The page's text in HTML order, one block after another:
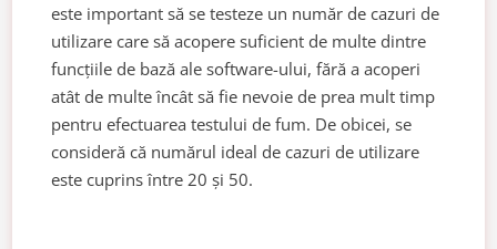
este important să se testeze un număr de cazuri de
utilizare care să acopere suficient de multe dintre
funcțiile de bază ale software-ului, fără a acoperi
atât de multe încât să fie nevoie de prea mult timp
pentru efectuarea testului de fum. De obicei, se
consideră că numărul ideal de cazuri de utilizare
este cuprins între 20 și 50.